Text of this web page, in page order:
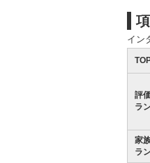
イン
評
ラ
家
ラ